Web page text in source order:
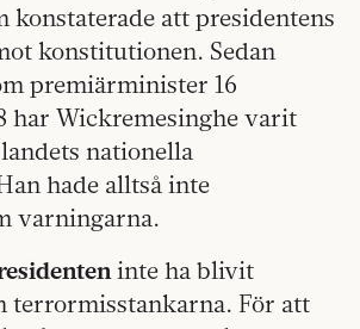
konstaterade att presidentens
konstitutionen. Sedan
premiärminister 16
har Wickremesinghe varit
nationella
hade alltså inte
varningarna.
inte ha blivit
terrormisstankarna. För att